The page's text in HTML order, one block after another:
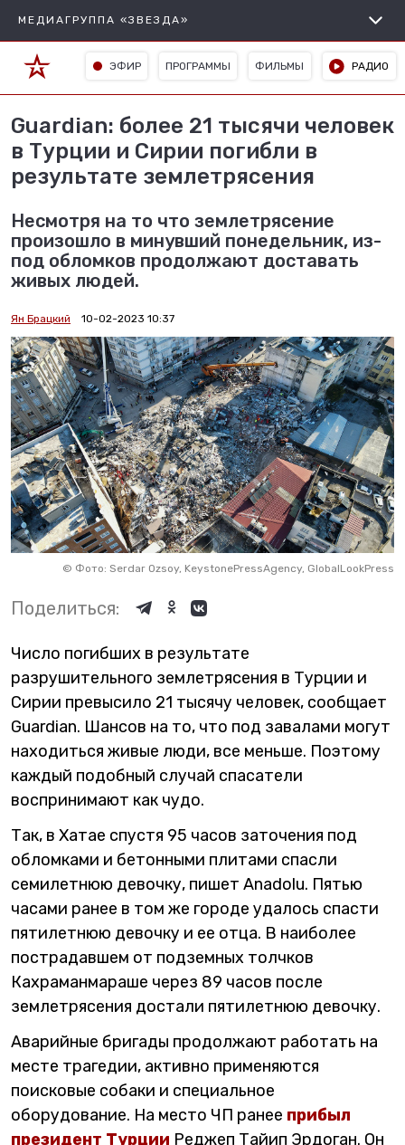
МЕДИАГРУППА «ЗВЕЗДА»
ЭФИР ПРОГРАММЫ ФИЛЬМЫ РАДИО
Guardian: более 21 тысячи человек
в Турции и Сирии погибли в
результате землетрясения
Несмотря на то что землетрясение
произошло в минувший понедельник, из-
под обломков продолжают доставать
живых людей.
Ян Брацкий 10-02-2023 10:37
© Фото: Serdar Ozsoy, KeystonePressAgency, GlobalLookPress
Поделиться:
Число погибших в результате
разрушительного землетрясения в Турции и
Сирии превысило 21 тысячу человек, сообщает
Guardian. Шансов на то, что под завалами могут
находиться живые люди, все меньше. Поэтому
каждый подобный случай спасатели
воспринимают как чудо.
Так, в Хатае спустя 95 часов заточения под
обломками и бетонными плитами спасли
семилетнюю девочку, пишет Anadolu. Пятью
часами ранее в том же городе удалось спасти
пятилетнюю девочку и ее отца. В наиболее
пострадавшем от подземных толчков
Кахраманмараше через 89 часов после
землетрясения достали пятилетнюю девочку.
Аварийные бригады продолжают работать на
месте трагедии, активно применяются
поисковые собаки и специальное
оборудование. На место ЧП ранее прибыл
президент Турции Реджеп Тайип Эрдоган. Он